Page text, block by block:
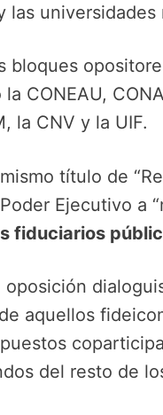
las universidades
bloques
CONEAU,
la CNV y la UIF.
título de
Ejecutivo a
fiduciarios
oposición
aquellos
del resto de